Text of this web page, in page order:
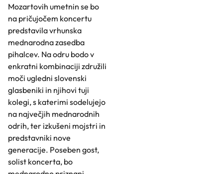
Mozartovih umetnin se bo
na pričujočem koncertu
predstavila vrhunska
mednarodna zasedba
pihalcev. Na odru bodo v
enkratni kombinaciji združili
moči ugledni slovenski
glasbeniki in njihovi tuji
kolegi, s katerimi sodelujejo
na največjih mednarodnih
odrih, ter izkušeni mojstri in
predstavniki nove
generacije. Poseben gost,
solist koncerta, bo